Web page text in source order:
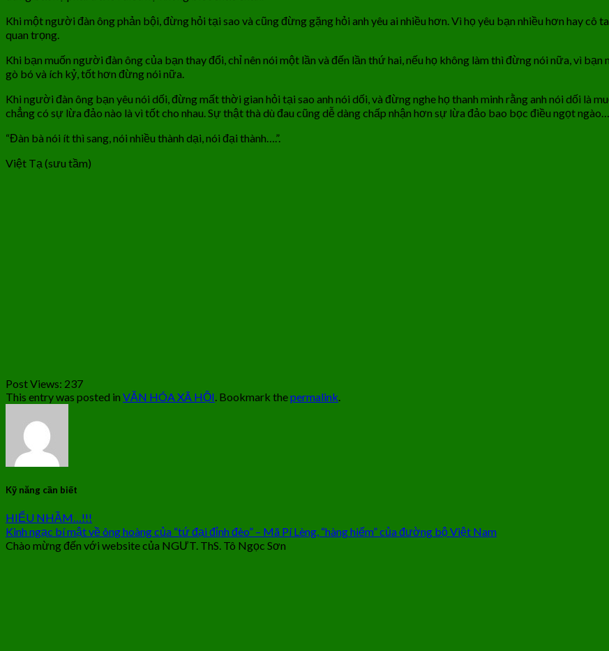
Khi một người đàn ông phản bội, đừng hỏi tại sao và cũng đừng gặng hỏi anh yêu ai nhiều hơn. Vì họ yêu bạn nhiều hơn hay cô
quan trọng.
Khi bạn muốn người đàn ông của bạn thay đổi, chỉ nên nói một lần và đến lần thứ hai, nếu họ không làm thì đừng nói nữa, vì
gò bó và ích kỷ, tốt hơn đừng nói nữa.
Khi người đàn ông bạn yêu nói dối, đừng mất thời gian hỏi tại sao anh nói dối, và đừng nghe họ thanh minh rằng anh nói dối là
chẳng có sự lừa đảo nào là vì tốt cho nhau. Sự thật thà dù đau cũng dễ dàng chấp nhận hơn sự lừa đảo bao bọc điều ngọt
“Đàn bà nói ít thì sang, nói nhiều thành dại, nói đại thành….”.
Việt Tạ (sưu tầm)
Post Views: 237
This entry was posted in VĂN HÓA XÃ HỘI. Bookmark thepermalink.
Kỹ năng cần biết
HIỂU NHẦM…!!!
Kinh ngạc bí mật về ông hoàng của “tứ đại đỉnh đèo” – Mã Pí Lèng, “hàng hiếm” của đường bộ Việt Nam
Chào mừng đến với website của NGƯT. ThS. Tô Ngọc Sơn